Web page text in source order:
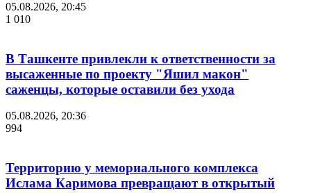
05.08.2026, 20:45
1 010
В Ташкенте привлекли к ответственности за
высаженные по проекту "Яшил макон"
саженцы, которые оставили без ухода
05.08.2026, 20:36
994
Территорию у мемориального комплекса
Ислама Каримова превращают в открытый